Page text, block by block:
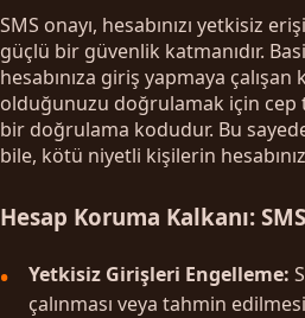
SMS onayı, hesabınızı yetkisiz
güçlü bir güvenlik katmanıdır.
hesabınıza giriş yapmaya
olduğunuzu doğrulamak için
bir doğrulama kodudur. Bu
bile, kötü niyetli kişilerin
Hesap Koruma Kalkanı:
Yetkisiz Girişleri Engelleme:
çalınması veya tahmin